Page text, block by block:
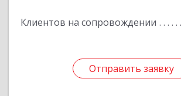
Клиентов на сопровождении
Отправить заявку
Отправить заявку